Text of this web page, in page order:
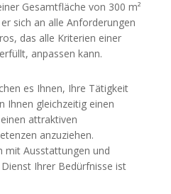
Gesamtfläche von 300 m²
sich an alle Anforderungen
das alle Kriterien einer
anpassen kann.
es Ihnen, Ihre Tätigkeit
Ihnen gleichzeitig einen
attraktiven
anzuziehen.
mit Ausstattungen und
Ihrer Bedürfnisse ist